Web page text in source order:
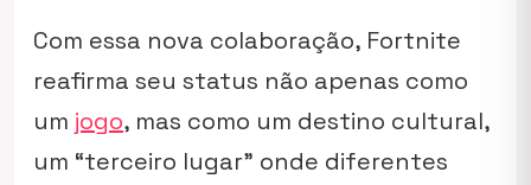
Com essa nova colaboração, Fortnite
reafirma seu status não apenas como
um jogo, mas como um destino cultural,
um “terceiro lugar” onde diferentes